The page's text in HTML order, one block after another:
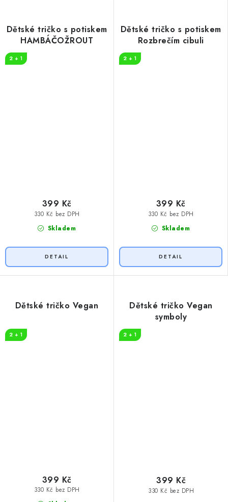
Dětské tričko s potiskem
HAMBÁČOŽROUT
2 + 1
Skladem
330 Kč bez DPH
399 Kč
Dětské tričko s potiskem
Rozbrečím cibuli
2 + 1
Skladem
330 Kč bez DPH
399 Kč
Dětské tričko Vegan
2 + 1
330 Kč bez DPH
399 Kč
Dětské tričko Vegan
symboly
2 + 1
330 Kč bez DPH
399 Kč